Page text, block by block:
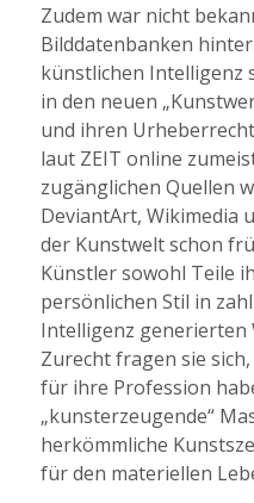
Zudem war nicht
Bilddatenbanken
künstlichen Intelligenz
in den neuen
und ihren
laut ZEIT online
zugänglichen Quellen
DeviantArt, Wikimedia
der Kunstwelt schon
Künstler sowohl Teile
persönlichen Stil in
Intelligenz generierten
Zurecht fragen sie
für ihre Profession
„kunsterzeugende“
herkömmliche
für den materiellen